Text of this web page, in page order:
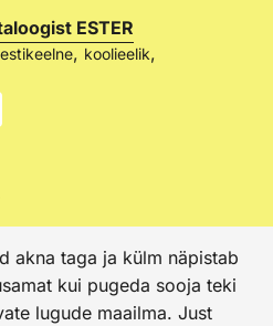
ESTER
, koolieelik,
akna taga ja külm näpistab
kui pugeda sooja teki
lugude maailma. Just